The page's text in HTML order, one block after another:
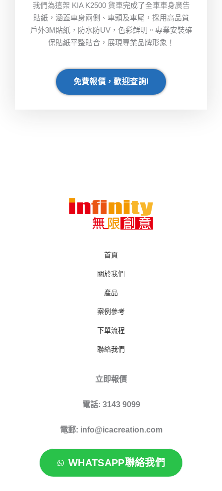
我們為這架 KIA K2500 貨車完成了全車車身廣告
貼紙，涵蓋車身兩側、車頭及車尾，採用高品質
戶外3M貼紙，防水防UV，色彩鮮明。專業安裝確
保貼紙平整貼合，展現專業品牌形象！
免費報價，歡迎查詢!
首頁
關於我們
產品
案例參考
下單流程
聯絡我們
立即報價
電話: 3143 9099
電郵: info@icacreation.com
WHATSAPP聯絡我們